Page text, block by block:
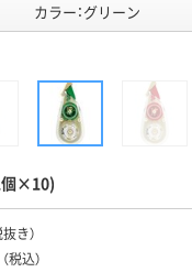
カラー：グリーン
個×10)
抜き）
（税込）